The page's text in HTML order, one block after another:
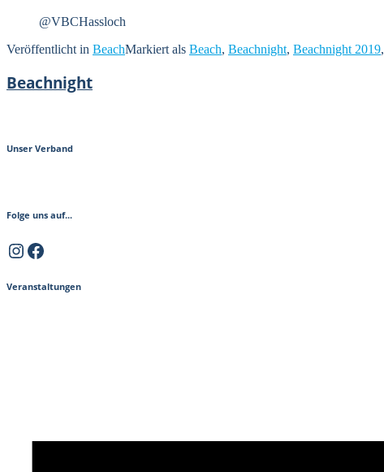
@VBCHassloch
Veröffentlicht in BeachMarkiert als Beach, Beachnight, Beachnight 2019,
Beachnight
Unser Verband
Folge uns auf...
Instagram
Facebook
Veranstaltungen